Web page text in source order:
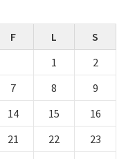
F L
S
1
2
7 8
9
14 15
16
21 22
23